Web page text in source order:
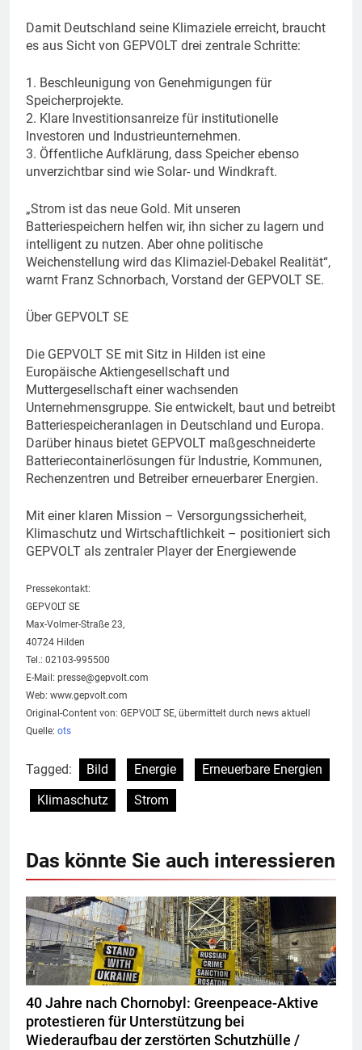
Damit Deutschland seine Klimaziele erreicht, braucht
es aus Sicht von GEPVOLT drei zentrale Schritte:
1. Beschleunigung von Genehmigungen für
Speicherprojekte.
2. Klare Investitionsanreize für institutionelle
Investoren und Industrieunternehmen.
3. Öffentliche Aufklärung, dass Speicher ebenso
unverzichtbar sind wie Solar- und Windkraft.
„Strom ist das neue Gold. Mit unseren
Batteriespeichern helfen wir, ihn sicher zu lagern und
intelligent zu nutzen. Aber ohne politische
Weichenstellung wird das Klimaziel-Debakel Realität“,
warnt Franz Schnorbach, Vorstand der GEPVOLT SE.
Über GEPVOLT SE
Die GEPVOLT SE mit Sitz in Hilden ist eine
Europäische Aktiengesellschaft und
Muttergesellschaft einer wachsenden
Unternehmensgruppe. Sie entwickelt, baut und betreibt
Batteriespeicheranlagen in Deutschland und Europa.
Darüber hinaus bietet GEPVOLT maßgeschneiderte
Batteriecontainerlösungen für Industrie, Kommunen,
Rechenzentren und Betreiber erneuerbarer Energien.
Mit einer klaren Mission – Versorgungssicherheit,
Klimaschutz und Wirtschaftlichkeit – positioniert sich
GEPVOLT als zentraler Player der Energiewende
Pressekontakt:
GEPVOLT SE
Max-Volmer-Straße 23,
40724 Hilden
Tel.: 02103-995500
E-Mail: presse@gepvolt.com
Web: www.gepvolt.com
Original-Content von: GEPVOLT SE, übermittelt durch news aktuell
Quelle: ots
Tagged: Bild Energie
Erneuerbare Energien
Klimaschutz
Strom
Das könnte Sie auch interessieren
40 Jahre nach Chornobyl: Greenpeace-Aktive
protestieren für Unterstützung bei
Wiederaufbau der zerstörten Schutzhülle /